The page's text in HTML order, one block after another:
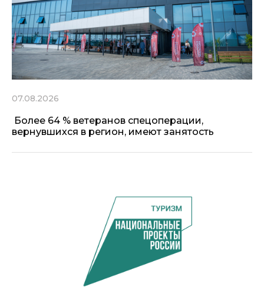
07.08.2026
Более 64 % ветеранов спецоперации,
вернувшихся в регион, имеют занятость